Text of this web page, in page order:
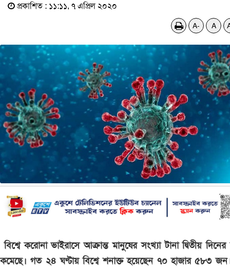
প্রকাশিত : ১১:১১, ৭ এপ্রিল ২০২০
A- A
বিশ্বে করোনা ভাইরাসে আক্রান্ত মানুষের সংখ্যা টানা দ্বিতীয়
কমেছে। গত ২৪ ঘণ্টায় বিশ্বে শনাক্ত হয়েছেন ৭০ হাজার ৫৮৩